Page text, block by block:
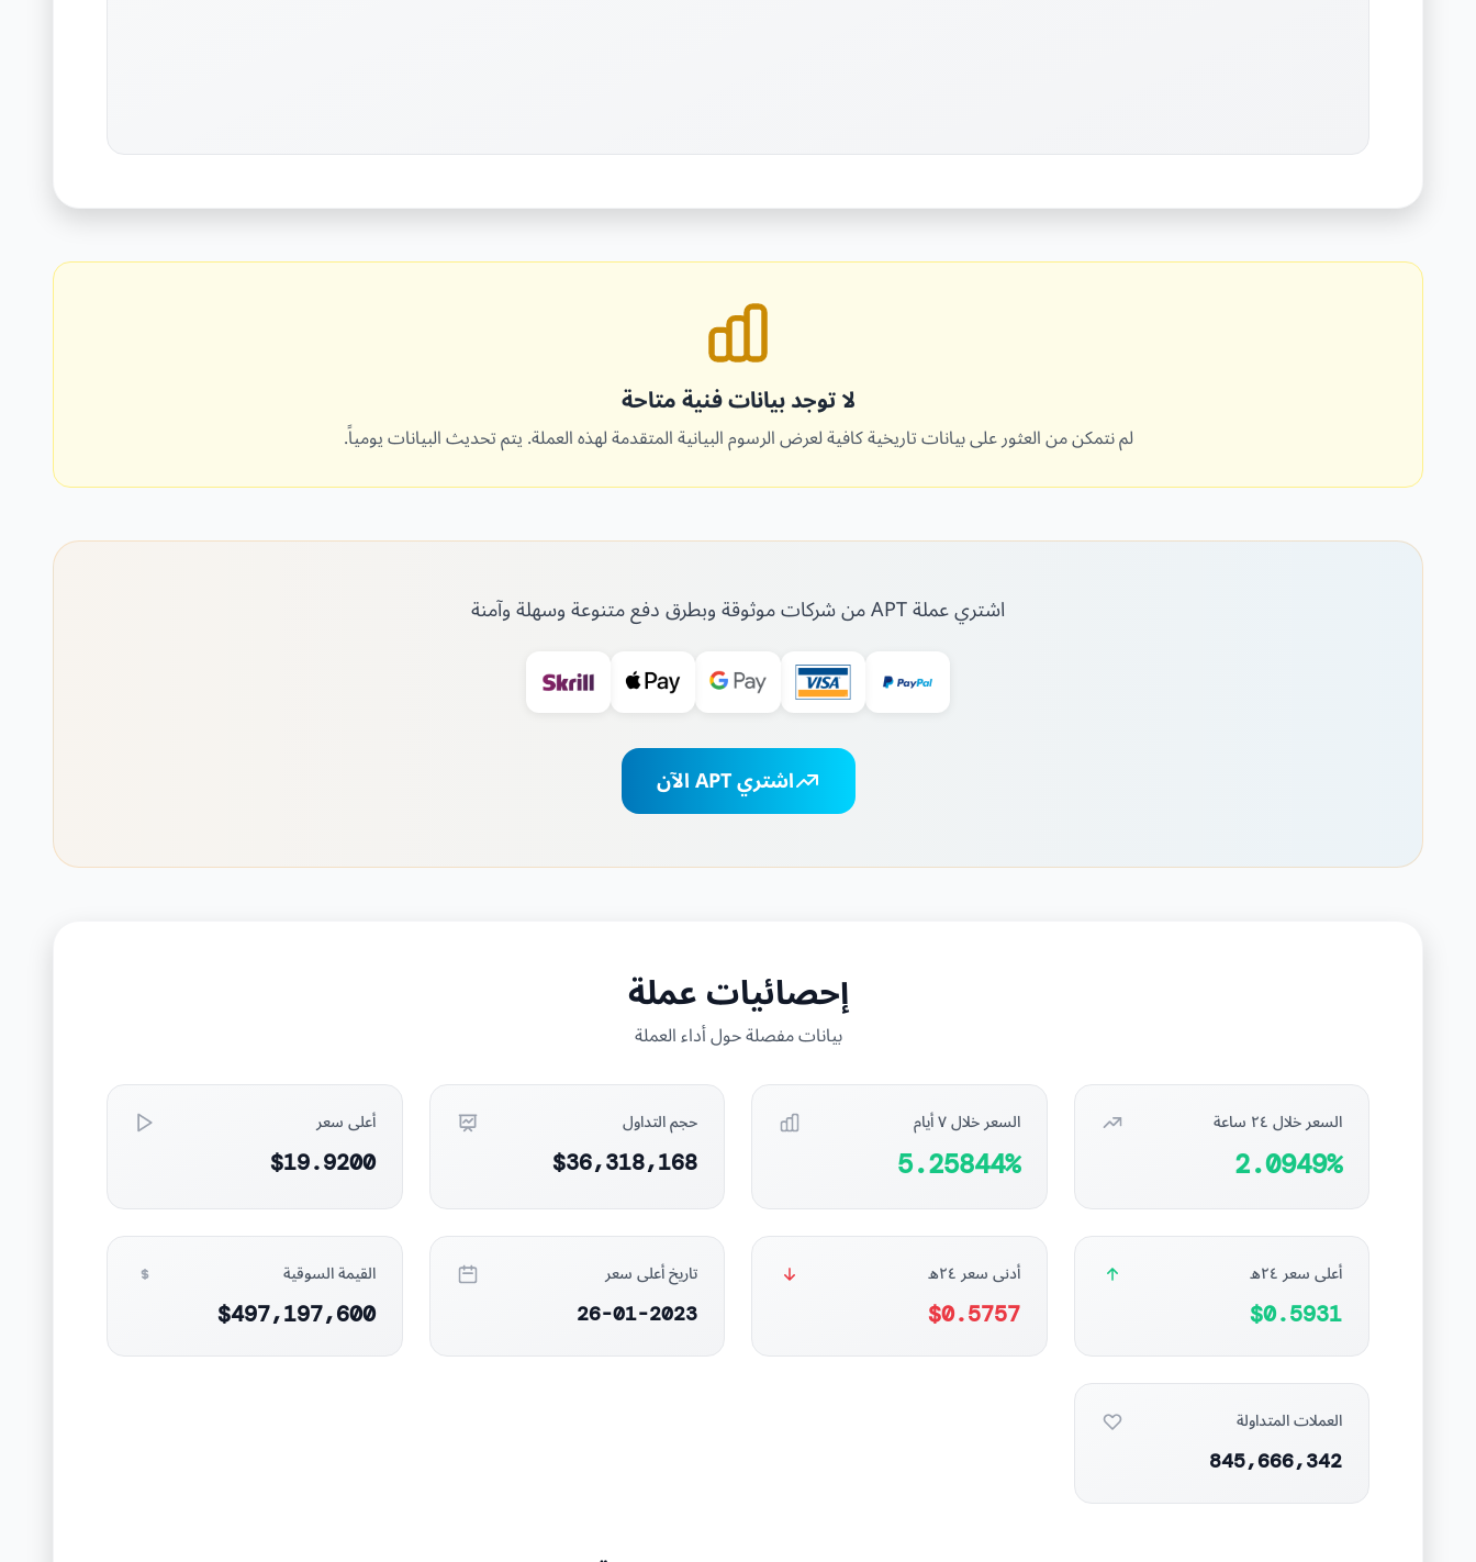
لا توجد بيانات فنية متاحة
لم نتمكن من العثور على بيانات تاريخية كافية لعرض الرسوم البيانية المتقدمة لهذه العملة. يتم تحديث البيانات يومياً.
اشتري عملة APT من شركات موثوقة وبطرق دفع متنوعة وسهلة وآمنة
اشتري APT الآن
إحصائيات عملة
بيانات مفصلة حول أداء العملة
السعر خلال ٢٤ ساعة
2.0949%
السعر خلال ٧ أيام
5.25844%
حجم التداول
$36,318,168
أعلى سعر
$19.9200
أعلى سعر ٢٤ه
$0.5931
أدنى سعر ٢٤ه
$0.5757
تاريخ أعلى سعر
26-01-2023
القيمة السوقية
$497,197,600
العملات المتداولة
845,666,342